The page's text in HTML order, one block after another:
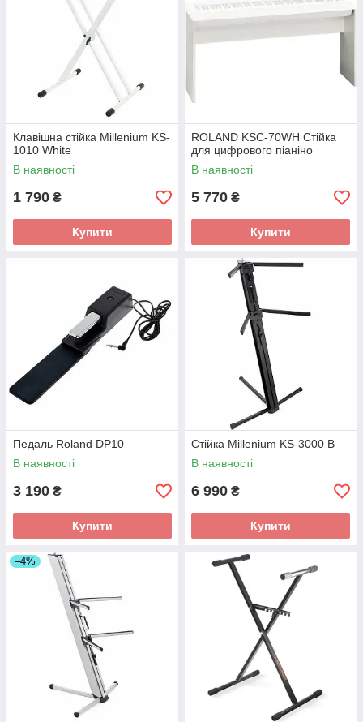
Клавішна стійка Millenium KS-
1010 White
В наявності
1 790 ₴
Купити
ROLAND KSC-70WH Стійка
для цифрового піаніно
В наявності
5 770 ₴
Купити
Педаль Roland DP10
В наявності
3 190 ₴
Купити
Стійка Millenium KS-3000 B
В наявності
6 990 ₴
Купити
–4%